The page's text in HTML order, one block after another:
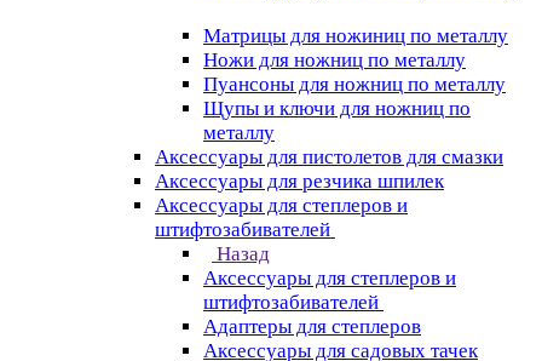
Матрицы для ножиниц по металлу
Ножи для ножниц по металлу
Пуансоны для ножниц по металлу
Щупы и ключи для ножниц по
металлу
Аксессуары для пистолетов для смазки
Аксессуары для резчика шпилек
Аксессуары для степлеров и
штифтозабивателей
Назад
Аксессуары для степлеров и
штифтозабивателей
Адаптеры для степлеров
Аксессуары для садовых тачек